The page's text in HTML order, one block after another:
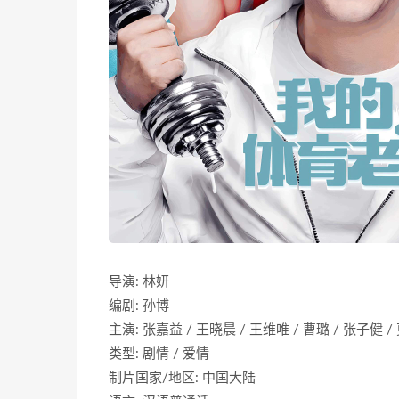
导演: 林妍
编剧: 孙博
主演: 张嘉益 / 王晓晨 / 王维唯 / 曹璐 / 张子健 /
类型: 剧情 / 爱情
制片国家/地区: 中国大陆